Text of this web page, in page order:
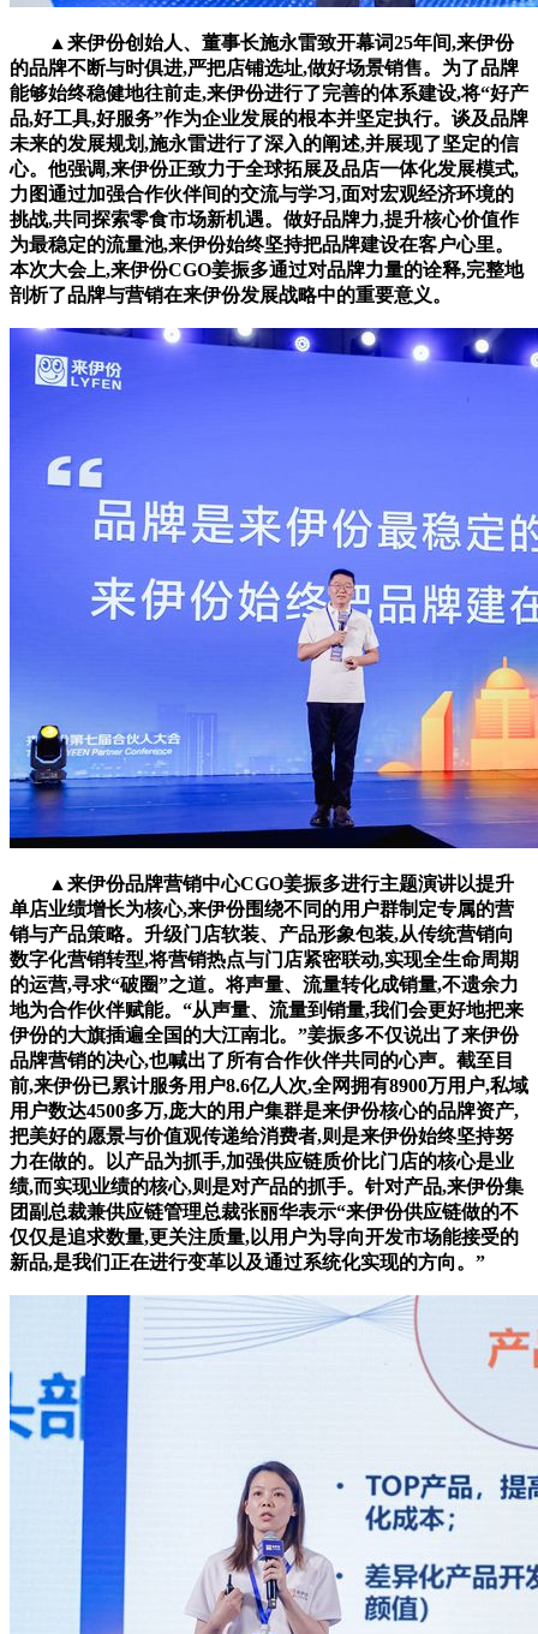
▲来伊份创始人、董事长施永雷致开幕词25年间,来伊份
的品牌不断与时俱进,严把店铺选址,做好场景销售。为了品牌
能够始终稳健地往前走,来伊份进行了完善的体系建设,将“好产
品,好工具,好服务”作为企业发展的根本并坚定执行。谈及品牌
未来的发展规划,施永雷进行了深入的阐述,并展现了坚定的信
心。他强调,来伊份正致力于全球拓展及品店一体化发展模式,
力图通过加强合作伙伴间的交流与学习,面对宏观经济环境的
挑战,共同探索零食市场新机遇。做好品牌力,提升核心价值作
为最稳定的流量池,来伊份始终坚持把品牌建设在客户心里。
本次大会上,来伊份CGO姜振多通过对品牌力量的诠释,完整地
剖析了品牌与营销在来伊份发展战略中的重要意义。
▲来伊份品牌营销中心CGO姜振多进行主题演讲以提升
单店业绩增长为核心,来伊份围绕不同的用户群制定专属的营
销与产品策略。升级门店软装、产品形象包装,从传统营销向
数字化营销转型,将营销热点与门店紧密联动,实现全生命周期
的运营,寻求“破圈”之道。将声量、流量转化成销量,不遗余力
地为合作伙伴赋能。“从声量、流量到销量,我们会更好地把来
伊份的大旗插遍全国的大江南北。”姜振多不仅说出了来伊份
品牌营销的决心,也喊出了所有合作伙伴共同的心声。截至目
前,来伊份已累计服务用户8.6亿人次,全网拥有8900万用户,私域
用户数达4500多万,庞大的用户集群是来伊份核心的品牌资产,
把美好的愿景与价值观传递给消费者,则是来伊份始终坚持努
力在做的。以产品为抓手,加强供应链质价比门店的核心是业
绩,而实现业绩的核心,则是对产品的抓手。针对产品,来伊份集
团副总裁兼供应链管理总裁张丽华表示“来伊份供应链做的不
仅仅是追求数量,更关注质量,以用户为导向开发市场能接受的
新品,是我们正在进行变革以及通过系统化实现的方向。”